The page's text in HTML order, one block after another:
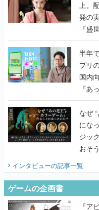
上。
発の
『盛
うこ
半年で
プリ
国内
『あ
てみ
なぜ
になったのか？
ジッ
おそ
インタビューの記事一覧
ゲームの企画書
『ア